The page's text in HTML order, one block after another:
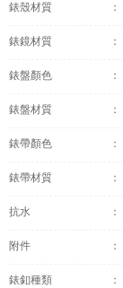
錶殼材質 ：
錶鏡材質 ：
錶盤顏色 ：
錶盤材質 ：
錶帶顏色 ：
錶帶材質 ：
抗水 ：
附件 ：
錶釦種類 ：